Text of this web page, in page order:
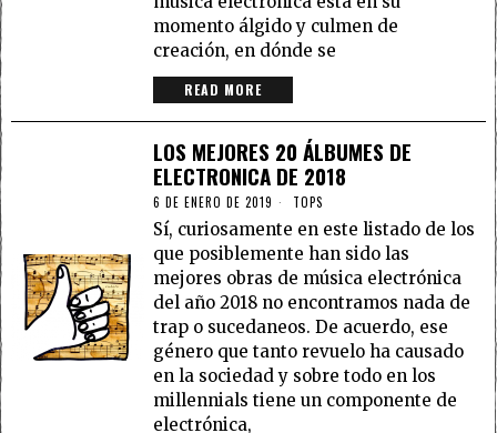
momento álgido y culmen de
creación, en dónde se
READ MORE
LOS MEJORES 20 ÁLBUMES DE
ELECTRONICA DE 2018
6 DE ENERO DE 2019 TOPS
Sí, curiosamente en este listado de los
que posiblemente han sido las
mejores obras de música electrónica
del año 2018 no encontramos nada de
trap o sucedaneos. De acuerdo, ese
género que tanto revuelo ha causado
en la sociedad y sobre todo en los
millennials tiene un componente de
electrónica,